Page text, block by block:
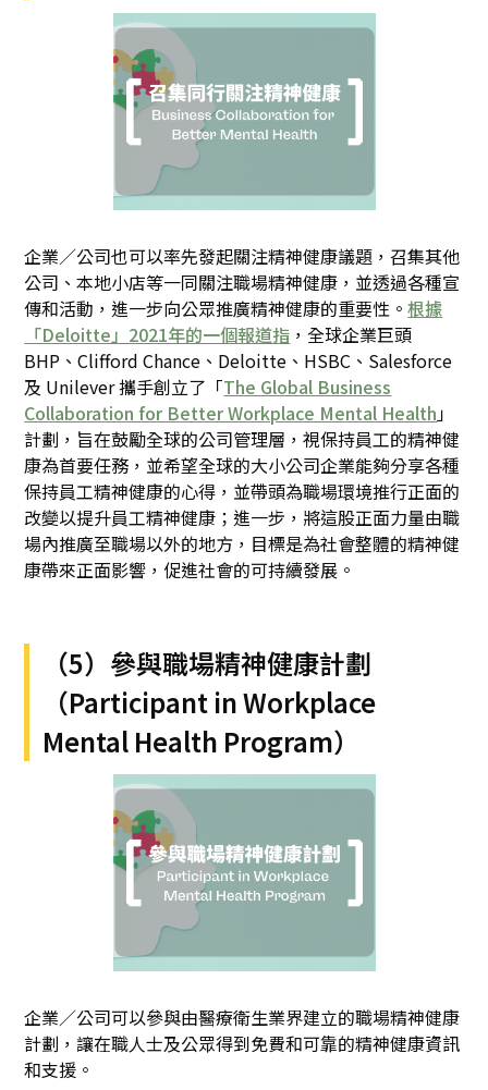
企業／公司也可以率先發起關注精神健康議題，召集其他
公司、本地小店等一同關注職場精神健康，並透過各種宣
傳和活動，進一步向公眾推廣精神健康的重要性。根據
「Deloitte」2021年的一個報道指 ，全球企業巨頭
BHP、Clifford Chance、Deloitte、HSBC、Salesforce
及 Unilever 攜手創立了「The Global Business
Collaboration for Better Workplace Mental Health」
計劃，旨在鼓勵全球的公司管理層，視保持員工的精神健
康為首要任務，並希望全球的大小公司企業能夠分享各種
保持員工精神健康的心得，並帶頭為職場環境推行正面的
改變以提升員工精神健康；進一步，將這股正面力量由職
場內推廣至職場以外的地方，目標是為社會整體的精神健
康帶來正面影響，促進社會的可持續發展。
（5）參與職場精神健康計劃
（Participant in Workplace
Mental Health Program）
企業／公司可以參與由醫療衛生業界建立的職場精神健康
計劃，讓在職人士及公眾得到免費和可靠的精神健康資訊
和支援。